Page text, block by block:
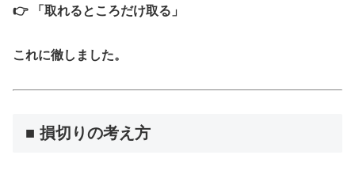
👉 「取れるところだけ取る」
これに徹しました。
■ 損切りの考え方